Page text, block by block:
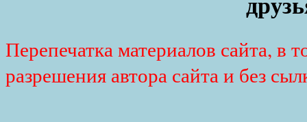
Перепечатка материалов сайта, в
разрешения автора сайта и без